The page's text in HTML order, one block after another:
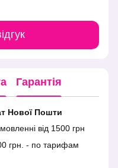
Гарантія
Нової Пошти
від 1500 грн
грн. - по тарифам